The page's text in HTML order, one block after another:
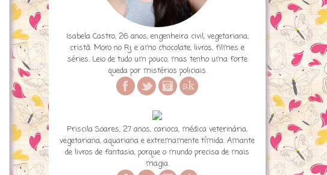
Isabela Castro, 26 anos, engenheira civil, vegetariana,
cristã. Moro no Rj e amo chocolate, livros, filmes e
séries. Leio de tudo um pouco, mas tenho uma forte
queda por mistérios policiais.
Priscila Soares, 27 anos, carioca, médica veterinária,
vegetariana, aquariana e extremamente tímida. Amante
de livros de fantasia, porque o mundo precisa de mais
magia.